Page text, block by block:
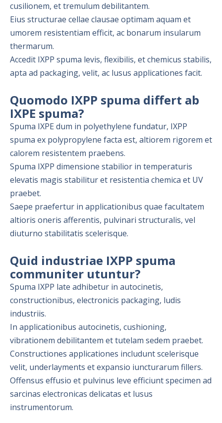
cusilionem, et tremulum debilitantem.
Eius structurae cellae clausae optimam aquam et
umorem resistentiam efficit, ac bonarum insularum
thermarum.
Accedit IXPP spuma levis, flexibilis, et chemicus stabilis,
apta ad packaging, velit, ac lusus applicationes facit.
Quomodo IXPP spuma differt ab
IXPE spuma?
Spuma IXPE dum in polyethylene fundatur, IXPP
spuma ex polypropylene facta est, altiorem rigorem et
calorem resistentem praebens.
Spuma IXPP dimensione stabilior in temperaturis
elevatis magis stabilitur et resistentia chemica et UV
praebet.
Saepe praefertur in applicationibus quae facultatem
altioris oneris afferentis, pulvinari structuralis, vel
diuturno stabilitatis scelerisque.
Quid industriae IXPP spuma
communiter utuntur?
Spuma IXPP late adhibetur in autocinetis,
constructionibus, electronicis packaging, ludis
industriis.
In applicationibus autocinetis, cushioning,
vibrationem debilitantem et tutelam sedem praebet.
Constructiones applicationes includunt scelerisque
velit, underlayments et expansio iuncturarum fillers.
Offensus effusio et pulvinus leve efficiunt specimen ad
sarcinas electronicas delicatas et lusus
instrumentorum.